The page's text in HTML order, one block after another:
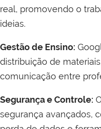
real, promovendo o
ideias.
Gestão de Ensino:
distribuição de
comunicação entre
Segurança e Controle:
segurança avançados,